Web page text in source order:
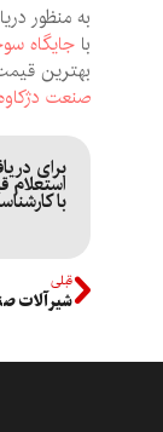
به منظور دریافت
جایگاه سوختو
بهترین قیمت ها
صنعت دژکاوه
برای دریافت
استعلام
با کارشناسان